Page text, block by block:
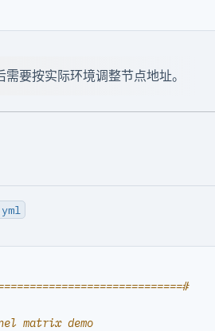
要按实际环境调整节点地址。
matrix demo